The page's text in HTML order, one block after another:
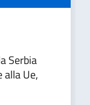
Serbia
Ue,